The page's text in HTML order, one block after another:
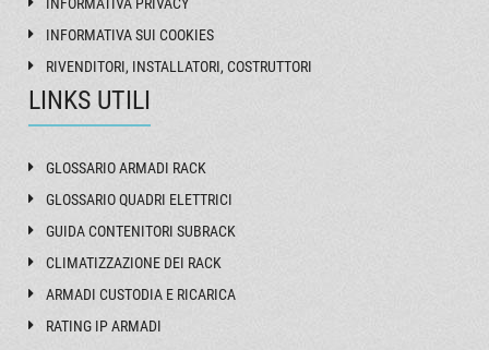
INFORMATIVA SUI COOKIES
RIVENDITORI, INSTALLATORI, COSTRUTTORI
LINKS UTILI
GLOSSARIO ARMADI RACK
GLOSSARIO QUADRI ELETTRICI
GUIDA CONTENITORI SUBRACK
CLIMATIZZAZIONE DEI RACK
ARMADI CUSTODIA E RICARICA
RATING IP ARMADI